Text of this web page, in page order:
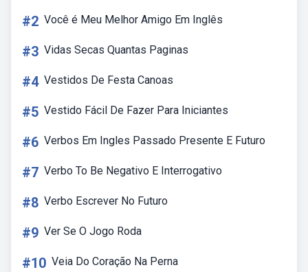
#2 Você é Meu Melhor Amigo Em Inglês
#3 Vidas Secas Quantas Paginas
#4 Vestidos De Festa Canoas
#5 Vestido Fácil De Fazer Para Iniciantes
#6 Verbos Em Ingles Passado Presente E Futuro
#7 Verbo To Be Negativo E Interrogativo
#8 Verbo Escrever No Futuro
#9 Ver Se O Jogo Roda
#10 Veia Do Coração Na Perna